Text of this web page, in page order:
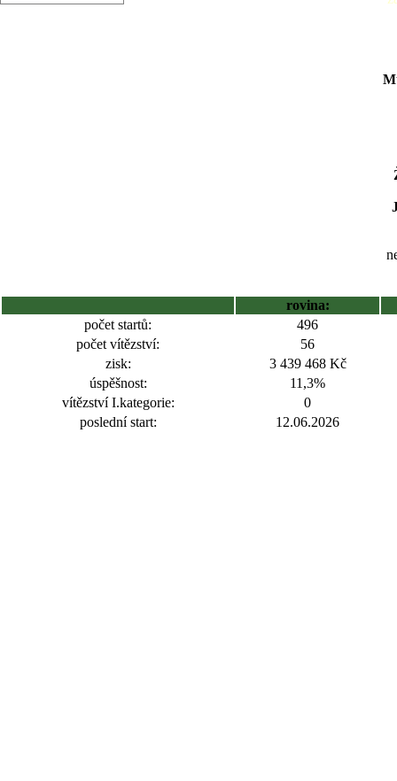
rovina:
počet startů:
496
počet vítězství:
56
zisk:
3 439 468 Kč
úspěšnost:
11,3%
vítězství I.kategorie:
0
poslední start:
12.06.2026